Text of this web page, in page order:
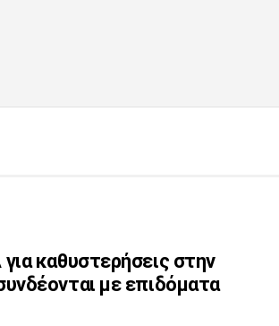
καθυστερήσεις στην
με επιδόματα